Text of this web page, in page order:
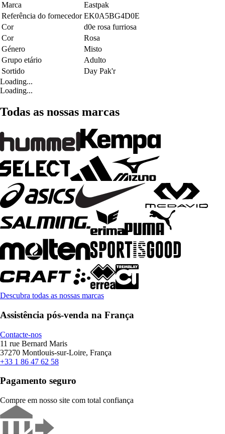
Marca
Eastpak
Referência do fornecedor EK0A5BG4D0E
Cor
d0e rosa furriosa
Cor
Rosa
Género
Misto
Grupo etário
Adulto
Sortido
Day Pak'r
Loading...
Loading...
Todas as nossas marcas
Descubra todas as nossas marcas
Assistência pós-venda na França
Contacte-nos
11 rue Bernard Maris
37270 Montlouis-sur-Loire, França
+33 1 86 47 62 58
Pagamento seguro
Compre em nosso site com total confiança